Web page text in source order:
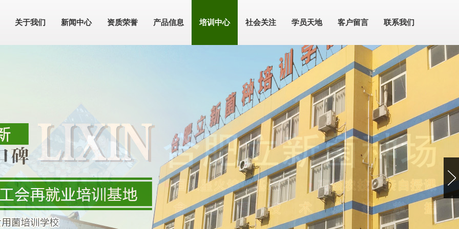
联系我们
客户留言
学员天地
社会关注
培训中心
产品信息
资质荣誉
新闻中心
关于我们